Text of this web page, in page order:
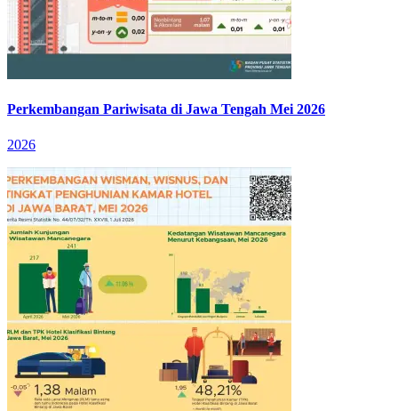
Perkembangan Pariwisata di Jawa Tengah Mei 2026
2026